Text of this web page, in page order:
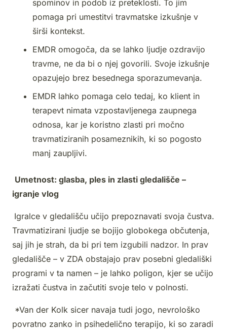
spominov in podob iz preteklosti. To jim
pomaga pri umestitvi travmatske izkušnje v
širši kontekst.
EMDR omogoča, da se lahko ljudje ozdravijo
travme, ne da bi o njej govorili. Svoje izkušnje
opazujejo brez besednega sporazumevanja.
EMDR lahko pomaga celo tedaj, ko klient in
terapevt nimata vzpostavljenega zaupnega
odnosa, kar je koristno zlasti pri močno
travmatiziranih posameznikih, ki so pogosto
manj zaupljivi.
Umetnost: glasba, ples in zlasti gledališče –
igranje vlog
Igralce v gledališču učijo prepoznavati svoja čustva.
Travmatizirani ljudje se bojijo globokega občutenja,
saj jih je strah, da bi pri tem izgubili nadzor. In prav
gledališče – v ZDA obstajajo prav posebni gledališki
programi v ta namen – je lahko poligon, kjer se učijo
izražati čustva in začutiti svoje telo v polnosti.
*Van der Kolk sicer navaja tudi jogo, nevrološko
povratno zanko in psihedelično terapijo, ki so zaradi